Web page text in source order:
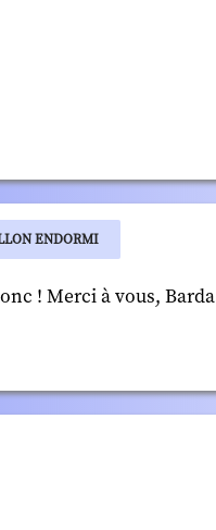
ENDORMI
! Merci à vous,